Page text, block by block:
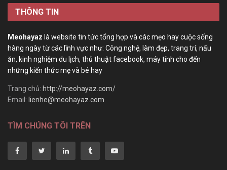
THÔNG TIN
Meohayaz là website tin tức tổng hợp và các mẹo hay cuộc sống
hàng ngày từ các lĩnh vực như: Công nghệ, làm đẹp, trang trí, nấu
ăn, kinh nghiệm du lịch, thủ thuật facebook, máy tính cho đến
những kiến thức mẹ và bé hay
Trang chủ: http://meohayaz.com/
Email: lienhe@meohayaz.com
TÌM CHÚNG TÔI TRÊN